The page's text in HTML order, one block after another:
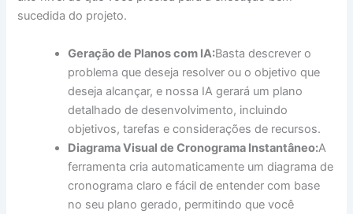
sucedida do projeto.
Geração de Planos com IA:Basta descrever o
problema que deseja resolver ou o objetivo que
deseja alcançar, e nossa IA gerará um plano
detalhado de desenvolvimento, incluindo
objetivos, tarefas e considerações de recursos.
Diagrama Visual de Cronograma Instantâneo:A
ferramenta cria automaticamente um diagrama de
cronograma claro e fácil de entender com base
no seu plano gerado, permitindo que você